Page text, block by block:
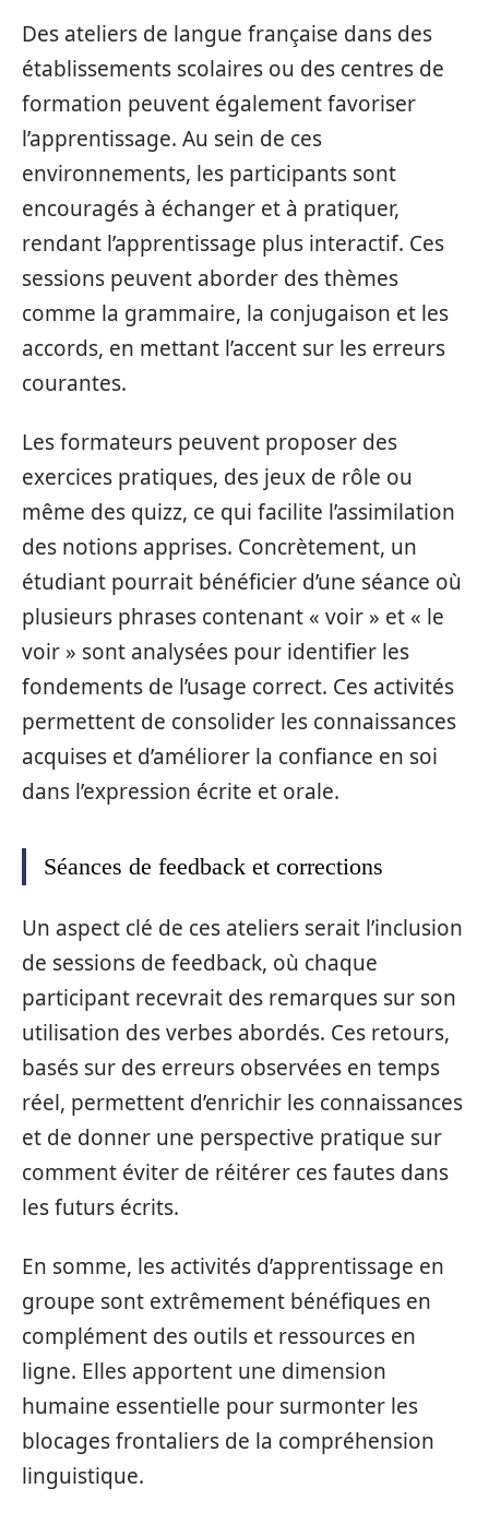
Des ateliers de langue française dans des
établissements scolaires ou des centres de
formation peuvent également favoriser
l’apprentissage. Au sein de ces
environnements, les participants sont
encouragés à échanger et à pratiquer,
rendant l’apprentissage plus interactif. Ces
sessions peuvent aborder des thèmes
comme la grammaire, la conjugaison et les
accords, en mettant l’accent sur les erreurs
courantes.
Les formateurs peuvent proposer des
exercices pratiques, des jeux de rôle ou
même des quizz, ce qui facilite l’assimilation
des notions apprises. Concrètement, un
étudiant pourrait bénéficier d’une séance où
plusieurs phrases contenant « voir » et « le
voir » sont analysées pour identifier les
fondements de l’usage correct. Ces activités
permettent de consolider les connaissances
acquises et d’améliorer la confiance en soi
dans l’expression écrite et orale.
Séances de feedback et corrections
Un aspect clé de ces ateliers serait l’inclusion
de sessions de feedback, où chaque
participant recevrait des remarques sur son
utilisation des verbes abordés. Ces retours,
basés sur des erreurs observées en temps
réel, permettent d’enrichir les connaissances
et de donner une perspective pratique sur
comment éviter de réitérer ces fautes dans
les futurs écrits.
En somme, les activités d’apprentissage en
groupe sont extrêmement bénéfiques en
complément des outils et ressources en
ligne. Elles apportent une dimension
humaine essentielle pour surmonter les
blocages frontaliers de la compréhension
linguistique.